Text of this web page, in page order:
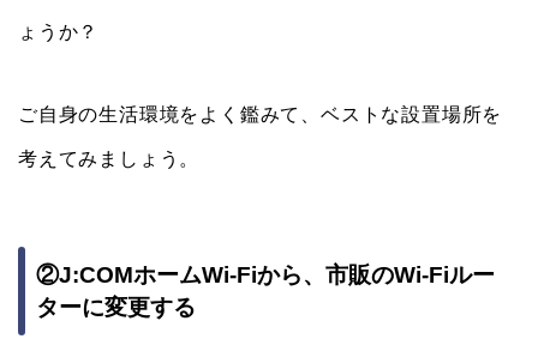
ょうか？
ご自身の生活環境をよく鑑みて、ベストな設置場所を
考えてみましょう。
②J:COMホームWi-Fiから、市販のWi-Fiルー
ターに変更する